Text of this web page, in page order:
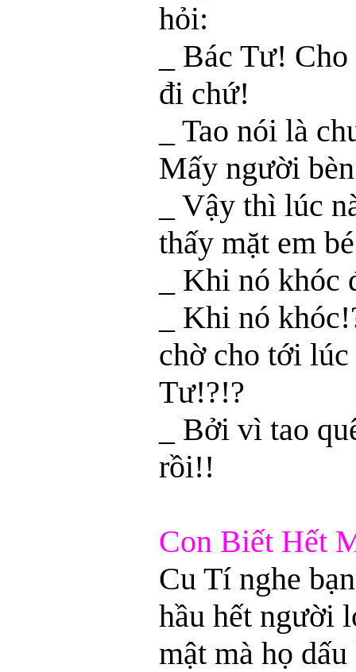
hỏi:
_ Bác Tư!
đi chứ!
_ Tao nói là
Mấy người
_ Vậy thì lúc
thấy mặt em
_ Khi nó khóc
_ Khi nó
chờ cho tới lúc
Tư!?!?
_ Bởi vì tao
rồi!!
Con Biết Hết
Cu Tí nghe
hầu hết người
mật mà họ